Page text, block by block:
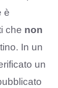
è
che non
In un
un